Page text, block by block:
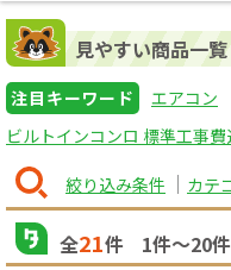
見やすい商品一覧
注目キーワード エアコン
ビルトインコンロ 標準工事
絞り込み条件 カテ
全21件 1件〜20